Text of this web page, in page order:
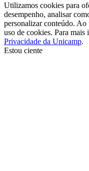
Utilizamos cookies para
desempenho, analisar
personalizar conteúdo.
uso de cookies. Para mais
Privacidade da Unicamp.
Estou ciente